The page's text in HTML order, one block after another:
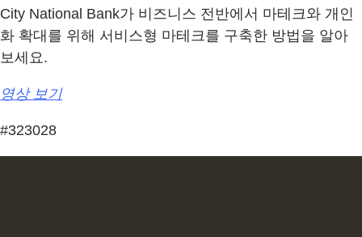
City National Bank가 비즈니스 전반에서 마테크와 개인
화 확대를 위해 서비스형 마테크를 구축한 방법을 알아
보세요.
영상 보기
#323028